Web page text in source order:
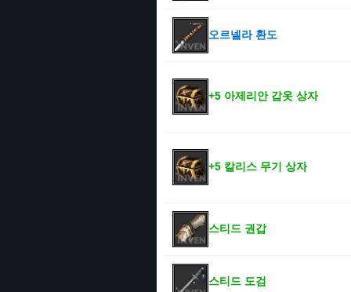
오르넬라 환도
+5 아제리안 갑옷 상자
+5 칼리스 무기 상자
스티드 권갑
스티드 도검